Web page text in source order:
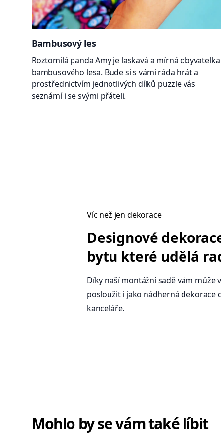
Bambusový les
Roztomilá panda Amy je laskavá a mírná obyvatelka
bambusového lesa. Bude si s vámi ráda hrát a
prostřednictvím jednotlivých dílků puzzle vás
seznámí i se svými přáteli.
Víc než jen dekorace
Designové
bytu které udělá
Díky naší montážní sadě vám může
posloužit i jako nádherná dekorace
kanceláře.
Mohlo by se vám také líbit